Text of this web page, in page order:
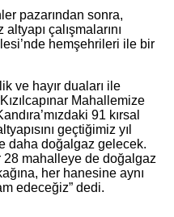
pazarından sonra,
çalışmalarını
hemşehrileri ile bir
ve hayır duaları ile
Mahallemize
91 kırsal
geçtiğimiz yıl
daha doğalgaz gelecek.
28 mahalleye de doğalgaz
her hanesine aynı
edeceğiz” dedi.